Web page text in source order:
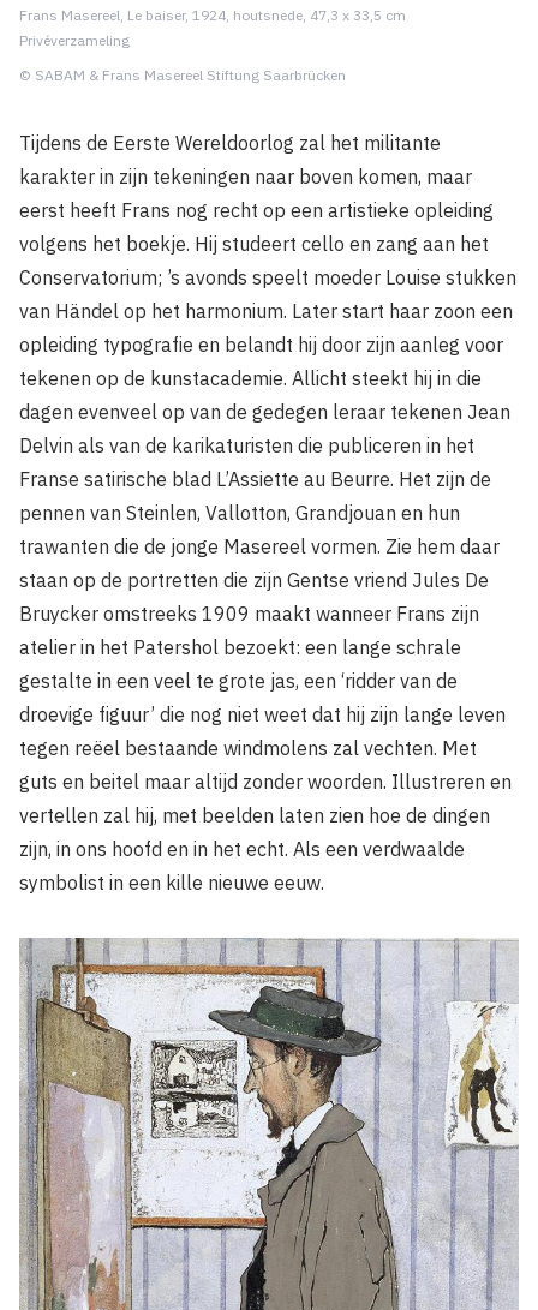
Frans Masereel, Le baiser, 1924, houtsnede, 47,3 x 33,5 cm
Privéverzameling
© SABAM & Frans Masereel Stiftung Saarbrücken
Tijdens de Eerste Wereldoorlog zal het militante
karakter in zijn tekeningen naar boven komen, maar
eerst heeft Frans nog recht op een artistieke opleiding
volgens het boekje. Hij studeert cello en zang aan het
Conservatorium; ’s avonds speelt moeder Louise stukken
van Händel op het harmonium. Later start haar zoon een
opleiding typografie en belandt hij door zijn aanleg voor
tekenen op de kunstacademie. Allicht steekt hij in die
dagen evenveel op van de gedegen leraar tekenen Jean
Delvin als van de karikaturisten die publiceren in het
Franse satirische blad L’Assiette au Beurre. Het zijn de
pennen van Steinlen, Vallotton, Grandjouan en hun
trawanten die de jonge Masereel vormen. Zie hem daar
staan op de portretten die zijn Gentse vriend Jules De
Bruycker omstreeks 1909 maakt wanneer Frans zijn
atelier in het Patershol bezoekt: een lange schrale
gestalte in een veel te grote jas, een ‘ridder van de
droevige figuur’ die nog niet weet dat hij zijn lange leven
tegen reëel bestaande windmolens zal vechten. Met
guts en beitel maar altijd zonder woorden. Illustreren en
vertellen zal hij, met beelden laten zien hoe de dingen
zijn, in ons hoofd en in het echt. Als een verdwaalde
symbolist in een kille nieuwe eeuw.